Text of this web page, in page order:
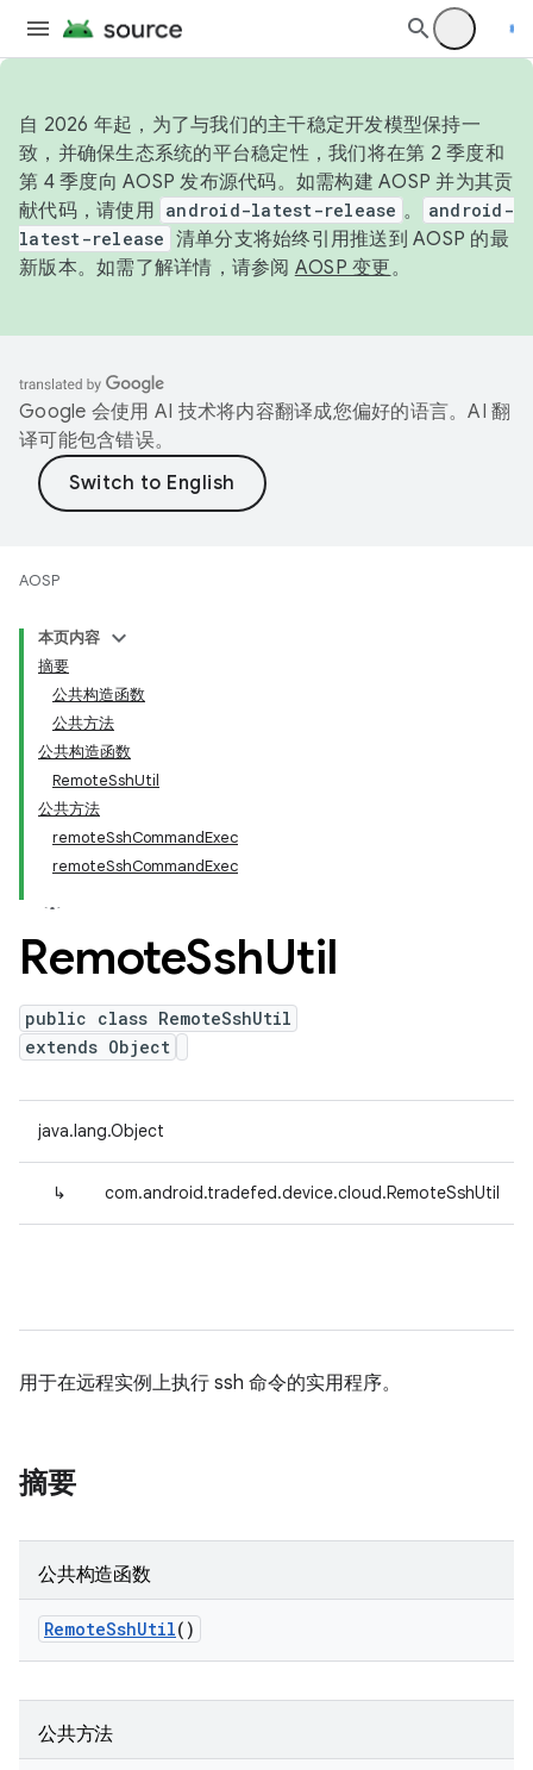
自 2026 年起，为了与我们的主干稳定开发模型保持一
致，并确保生态系统的平台稳定性，我们将在第 2 季度和
第 4 季度向 AOSP 发布源代码。如需构建 AOSP 并为其贡
献代码，请使用 android-latest-release 。
android-
latest-release 清单分支将始终引用推送到 AOSP 的最
新版本。如需了解详情，请参阅 AOSP 变更。
Google 会使用 AI 技术将内容翻译成您偏好的语言。AI 翻
译可能包含错误。
AOSP
本页内容
摘要
公共构造函数
公共方法
公共构造函数
RemoteSshUtil
公共方法
remoteSshCommandExec
remoteSshCommandExec
RemoteSshUtil
public class RemoteSshUtil
extends Object
java.lang.Object
↳ com.android.tradefed.device.cloud.RemoteSshUtil
用于在远程实例上执行 ssh 命令的实用程序。
摘要
公共构造函数
RemoteSshUtil()
公共方法